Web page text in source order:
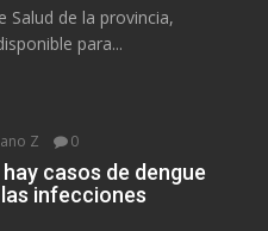
Salud de la provincia,
para...
Z 0
casos de dengue
infecciones